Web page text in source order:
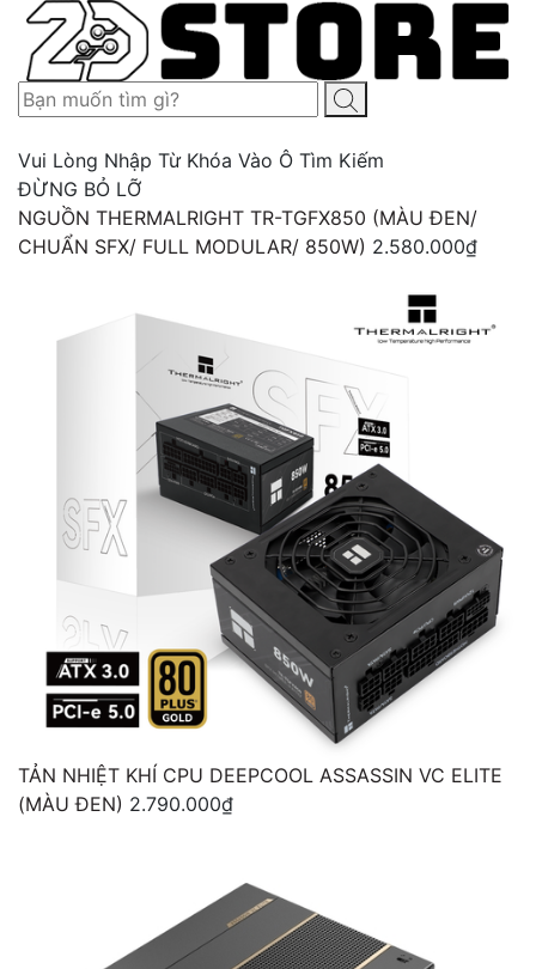
Vui Lòng Nhập Từ Khóa Vào Ô Tìm Kiếm
ĐỪNG BỎ LỠ
NGUỒN THERMALRIGHT TR-TGFX850 (MÀU ĐEN/
CHUẨN SFX/ FULL MODULAR/ 850W) 2.580.000₫
TẢN NHIỆT KHÍ CPU DEEPCOOL ASSASSIN VC ELITE
(MÀU ĐEN) 2.790.000₫